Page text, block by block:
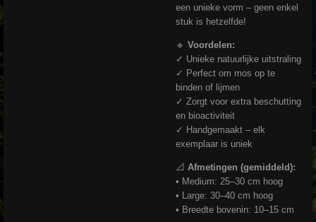
een unieke vorm – geen enkel
stuk is hetzelfde!
🔹 Voordelen:
✓ Unieke natuurlijke uitstraling
✓ Perfect om mos op te
binden of lijmen
✓ Zorgt voor extra beschutting
en bioactiviteit
✓ Handgemaakt – elk
exemplaar is uniek
📐 Afmetingen (gemiddeld):
• Medium: 25–30 cm hoog
• Large: 30–40 cm hoog
• Breedte bovenin: 10–15 cm